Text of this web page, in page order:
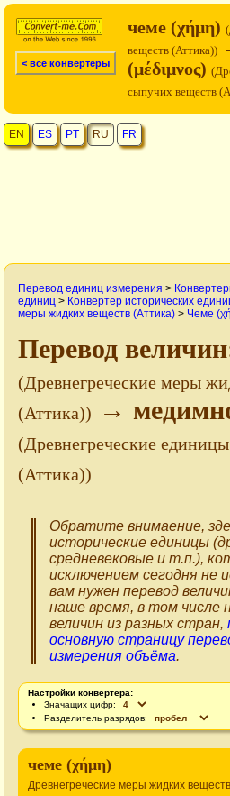
< все конвертеры
чеме (χήμη)
веществ (Аттика))
(μέδιμνος)
сыпучих веществ
EN ES PT RU FR
Перевод единиц измерения >
единиц > Конвертер исторических
меры жидких веществ (Аттика) > Чеме
Перевод
(Древнегреческие меры
(Аттика))
→
(Древнегреческие
(Аттика))
Обратите внимаение,
исторические единицы
средневековые и т.п.),
исключением сегодня не
вам нужен перевод
наше время, в том числе
величин из разных стран,
основную страницу
измерения объёма.
Настройки конвертера:
Значащих цифр:
Разделитель разрядов:
чеме (χήμη)
Древнегреческие меры жидких